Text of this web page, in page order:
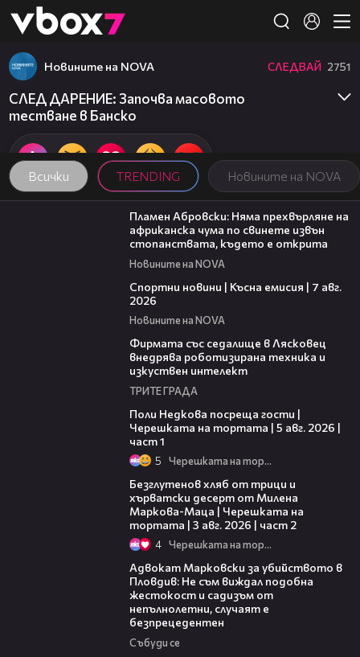
👾
Всички TRENDING Новините на NOVA
Новините на NOVA СЛЕДВАЙ 2751
СЛЕД ДАРЕНИЕ: Започва масовото
тестване в Банско
13:17
Пламен Абровски: Няма прехвърляне на
африканска чума по свинете извън
стопанствата, където е открита
Новините на NOVA
Спортни новини | Късна емисия | 7 авг.
2026
Новините на NOVA
Фирмата със седалище в Лясковец
внедрява роботизирана техника и
изкуствен интелект
ТРИТЕ ГРАДА
Поли Недкова посреща гости |
Черешката на тортата | 5 авг. 2026 |
част 1
5 Черешката на тортата
Безглутенов хляб от трици и
хърватски десерт от Милена
Маркова-Маца | Черешката на
тортата | 3 авг. 2026 | част 2
4 Черешката на тортата
Адвокат Марковски за убийството в
Пловдив: Не съм виждал подобна
жестокост и садизъм от
непълнолетни, случаят е
безпрецедентен
Събуди се